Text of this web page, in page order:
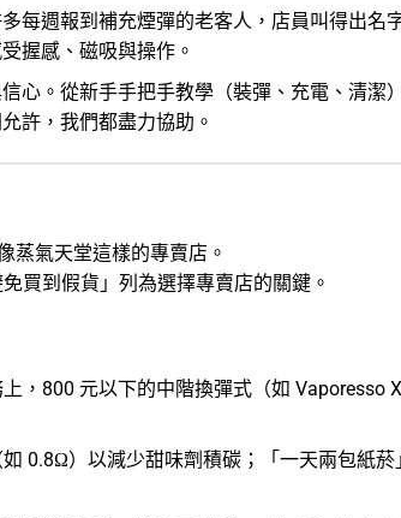
每週報到補充煙彈的老客人，店員叫得出名
握感、磁吸與操作。
心。從新手手把手教學（裝彈、充電、清潔
許，我們都盡力協助。
蒸氣天堂這樣的專賣店。
買到假貨」列為選擇專賣店的關鍵。
，800 元以下的中階換彈式（如 Vaporesso
0.8Ω）以減少甜味劑積碳；「一天兩包紙